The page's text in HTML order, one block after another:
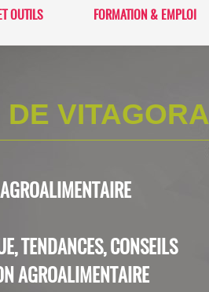
OUTILS FORMATION & EMPLOI
VITAGORA
TENDANCES, CONSEILS
AGROALIMENTAIRE